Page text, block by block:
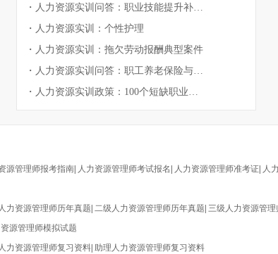
・ 人力资源实训问答：职业技能提升补贴申请方式
・ 人力资源实训：个性护理
・ 人力资源实训：拖欠劳动报酬典型案件
・ 人力资源实训问答：职工养老保险与城居保账户如何合并
・ 人力资源实训政策：100个短缺职业排行
源管理师报考指南 人力资源管理师考试报名 人力资源管理师准考证 人
力资源管理师历年真题 二级人力资源管理师历年真题 三级人力资源管理
源管理师模拟试题
人力资源管理师复习资料 助理人力资源管理师复习资料